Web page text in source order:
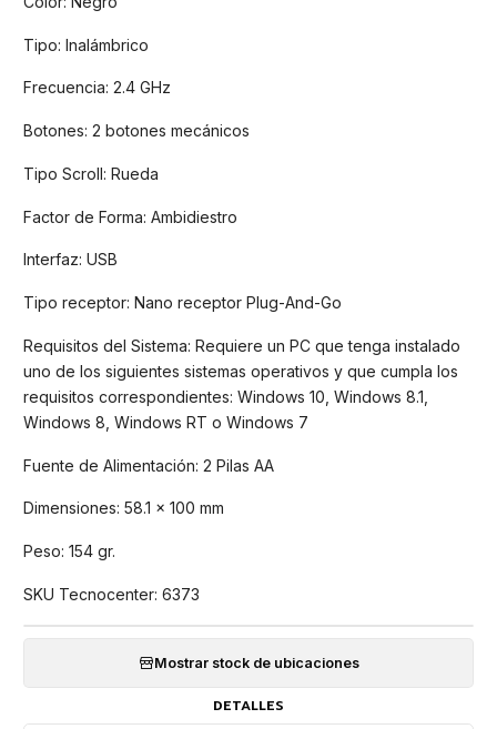
Tipo: Inalámbrico
Frecuencia: 2.4 GHz
Botones: 2 botones mecánicos
Tipo Scroll: Rueda
Factor de Forma: Ambidiestro
Interfaz: USB
Tipo receptor: Nano receptor Plug-And-Go
Requisitos del Sistema: Requiere un PC que tenga instalado
uno de los siguientes sistemas operativos y que cumpla los
requisitos correspondientes: Windows 10, Windows 8.1,
Windows 8, Windows RT o Windows 7
Fuente de Alimentación: 2 Pilas AA
Dimensiones: 58.1 x 100 mm
Peso: 154 gr.
SKU Tecnocenter: 6373
Mostrar stock de ubicaciones
DETALLES